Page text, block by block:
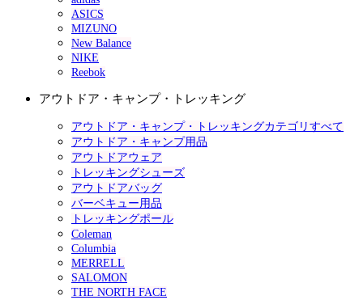
ASICS
MIZUNO
New Balance
NIKE
Reebok
アウトドア・キャンプ・トレッキング
アウトドア・キャンプ・トレッキングカテゴリすべて
アウトドア・キャンプ用品
アウトドアウェア
トレッキングシューズ
アウトドアバッグ
バーベキュー用品
トレッキングポール
Coleman
Columbia
MERRELL
SALOMON
THE NORTH FACE